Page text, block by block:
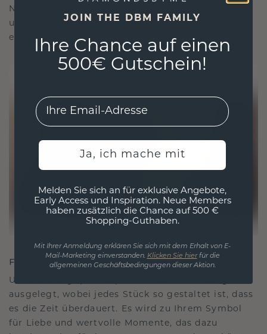
Nachhaltigkeit mit beispielloser Handwerkskunst
und stellen so sicher, dass Ihr Schmuck ebenso
ethisch wie exquisit ist.
FÜR VERBINDUNGEN GESCHAFFEN
Unsere Designphilosophie ist auf Verbindung
ausgelegt, wobei jedes Stück so gestaltet ist, dass
es die Zeit überdauert. Es wird zu Ihrem Symbol
für Liebe und wertvolle Momente, das dazu
JOIN THE DBM FAMILY
Ihre Chance auf einen
500€ Gutschein!
EMail
Ja, ich mache mit
Melden Sie sich an für exklusive Angebote,
Early Access und Inspiration. Neue Members
haben zusätzlich die Chance auf 500 €
Shopping-Guthaben.
Mit Ihrer Anmeldung erklären Sie sich mit dem Erhalt von E-
Mail-Marketing einverstanden. Klicken Sie hierfür die
allgemeinen Geschäftsbedingungen dieser Aktion.